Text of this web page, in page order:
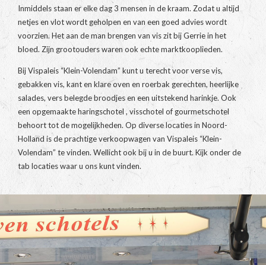
Inmiddels staan er elke dag 3 mensen in de kraam. Zodat u altijd
netjes en vlot wordt geholpen en van een goed advies wordt
voorzien. Het aan de man brengen van vis zit bij Gerrie in het
bloed. Zijn grootouders waren ook echte marktkooplieden.
Bij Vispaleis “Klein-Volendam” kunt u terecht voor verse vis,
gebakken vis, kant en klare oven en roerbak gerechten, heerlijke
salades, vers belegde broodjes en een uitstekend harinkje. Ook
een opgemaakte haringschotel , visschotel of gourmetschotel
behoort tot de mogelijkheden. Op diverse locaties in Noord-
Holland is de prachtige verkoopwagen van Vispaleis “Klein-
Volendam” te vinden. Wellicht ook bij u in de buurt. Kijk onder de
tab locaties waar u ons kunt vinden.